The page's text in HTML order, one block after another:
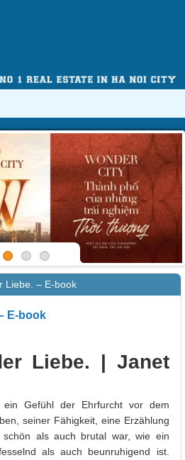
Liebe. – E-book
E-book
Liebe. | Janet
Gefühl der Ehrfurcht vor dem
seiner Fähigkeit, eine Erzählung
als auch brutal war, wie ein
als auch beunruhigend ist.